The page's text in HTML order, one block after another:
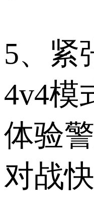
5、紧
4v4模
体验
对战